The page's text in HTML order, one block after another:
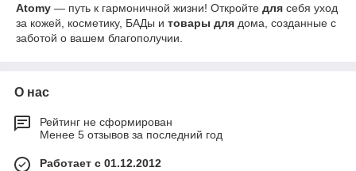
Atomy — путь к гармоничной жизни! Откройте для себя уход
за кожей, косметику, БАДы и товары для дома, созданные с
заботой о вашем благополучии.
О нас
Рейтинг не сформирован
Менее 5 отзывов за последний год
Работает с 01.12.2012